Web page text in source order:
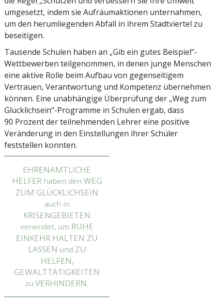
umgesetzt, indem sie Aufräumaktionen unternahmen,
um den herumliegenden Abfall in ihrem Stadtviertel zu
beseitigen.
Tausende Schulen haben an „Gib ein gutes Beispiel“-
Wettbewerben teilgenommen, in denen junge Menschen
eine aktive Rolle beim Aufbau von gegenseitigem
Vertrauen, Verantwortung und Kompetenz übernehmen
können. Eine unabhängige Überprüfung der „Weg zum
Glücklichsein“-Programme in Schulen ergab, dass
90 Prozent der teil­nehmenden Lehrer eine positive
Veränderung in den Einstellungen ihrer Schüler
feststellen konnten.
EHRENAMTLICHE
HELFER haben den WEG
ZUM GLÜCKLICHSEIN
auch in
KRISENGEBIETEN
verwndet, um RUHE
EINKEHR HALTEN ZU
LASSEN und ZU
HELFEN,
GEWALTTÄTIGKEITEN
zu VERHINDERN.